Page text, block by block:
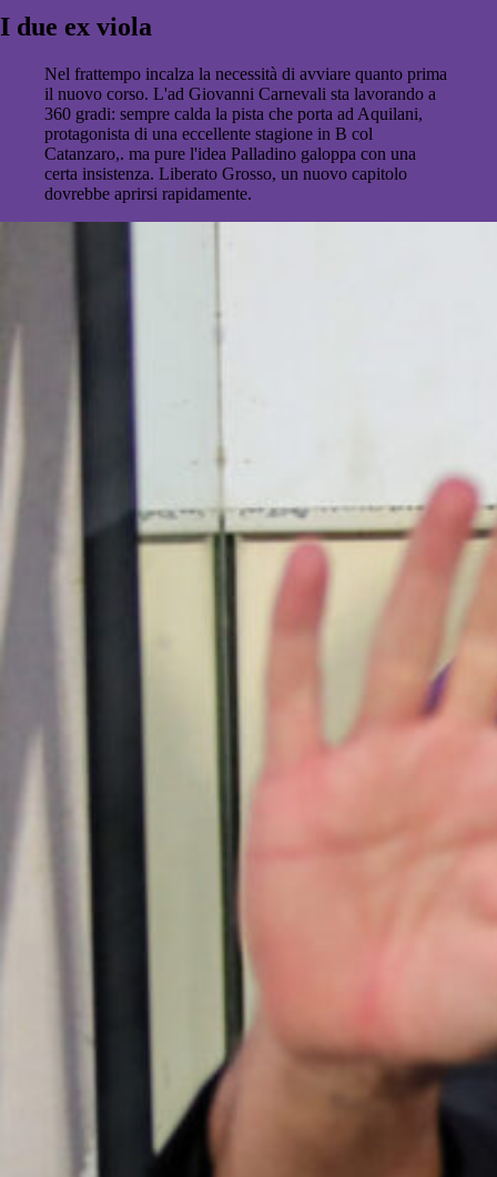
I due ex viola
Nel frattempo incalza la necessità di avviare quanto prima
il nuovo corso. L'ad Giovanni Carnevali sta lavorando a
360 gradi: sempre calda la pista che porta ad Aquilani,
protagonista di una eccellente stagione in B col
Catanzaro,. ma pure l'idea Palladino galoppa con una
certa insistenza. Liberato Grosso, un nuovo capitolo
dovrebbe aprirsi rapidamente.